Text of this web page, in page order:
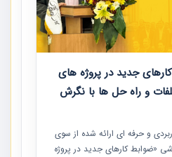
جدید در پروژه های
و راه حل ها با نگرش
و حرفه‏ ای ارائه شده از سوی
«ضوابط کارهای جدید در پروژه